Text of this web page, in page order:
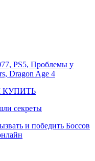
PS5, Проблемы у
Dragon Age 4
КУПИТЬ
секреты
и победить Боссов